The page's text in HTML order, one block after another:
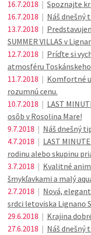
16.7.2018 | Spoznajte
16.7.2018 | Náš dnešný
13.7.2018 |
SUMMER VILLAS v
12.7.2018 | Príďte si
atmosféru
11.7.2018 | Komfortné
rozumnú cenu.
10.7.2018 | LAST
osôb v Rosolina Mare!
9.7.2018 | Náš dnešný
4.7.2018 | LAST
rodinu alebo skupinu
3.7.2018 | Kvalitné
šmykľavkami a malý
2.7.2018 | Nová,
srdci letoviska Lignano
29.6.2018 | Krajina
27.6.2018 | Náš dnešný